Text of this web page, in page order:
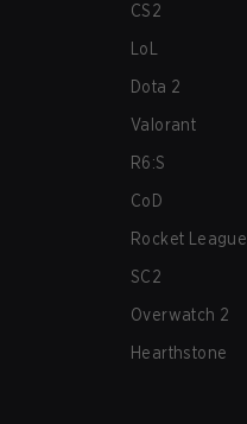
CS2
LoL
Dota 2
Valorant
R6:S
CoD
Rocket League
SC2
Overwatch 2
Hearthstone